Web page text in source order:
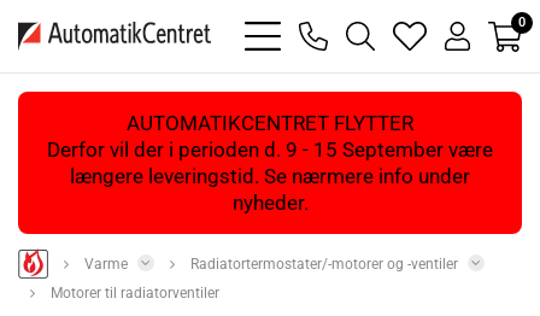
bars
light
phone
magnifying
glass
heart
light
user
light
0
AUTOMATIKCENTRET FLYTTER
Derfor vil der i perioden d. 9 - 15 September være
længere leveringstid. Se nærmere info under
nyheder.
Varme
Radiatortermostater/-motorer og -ventiler
Motorer til radiatorventiler